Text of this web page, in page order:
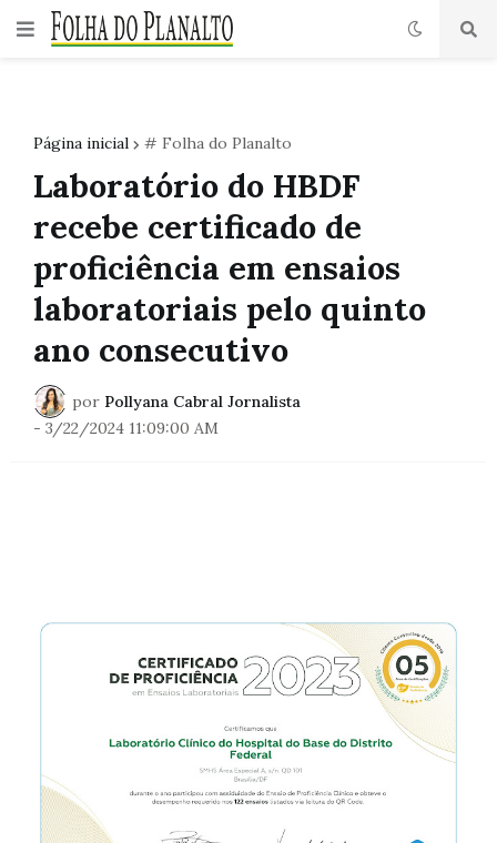
Página inicial # Folha do Planalto
Laboratório do HBDF
recebe certificado de
proficiência em ensaios
laboratoriais pelo quinto
ano consecutivo
por Pollyana Cabral Jornalista
- 3/22/2024 11:09:00 AM